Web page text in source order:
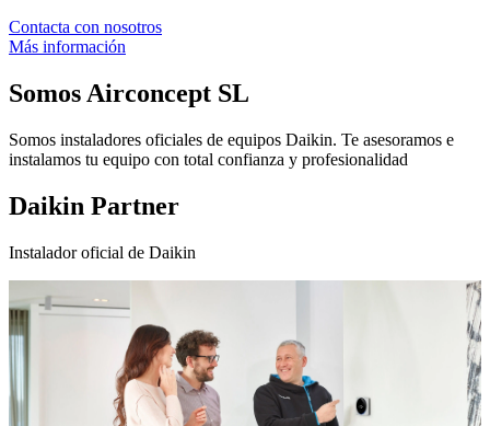
Contacta con nosotros
Más información
Somos Airconcept SL
Somos instaladores oficiales de equipos Daikin. Te asesoramos e
instalamos tu equipo con total confianza y profesionalidad
Daikin Partner
Instalador oficial de Daikin